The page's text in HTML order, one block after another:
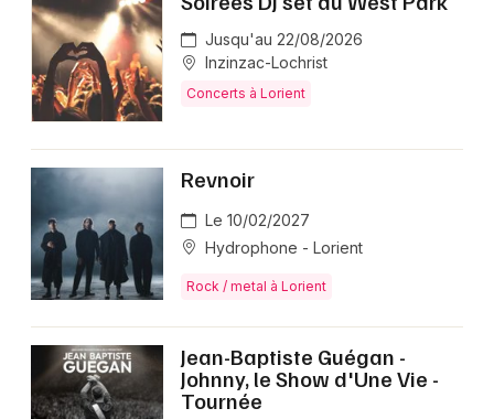
Jusqu'au 22/08/2026
Inzinzac-Lochrist
Concerts à Lorient
Revnoir
Le 10/02/2027
Hydrophone - Lorient
Rock / metal à Lorient
Jean-Baptiste Guégan -
Johnny, le Show d'Une Vie -
Tournée